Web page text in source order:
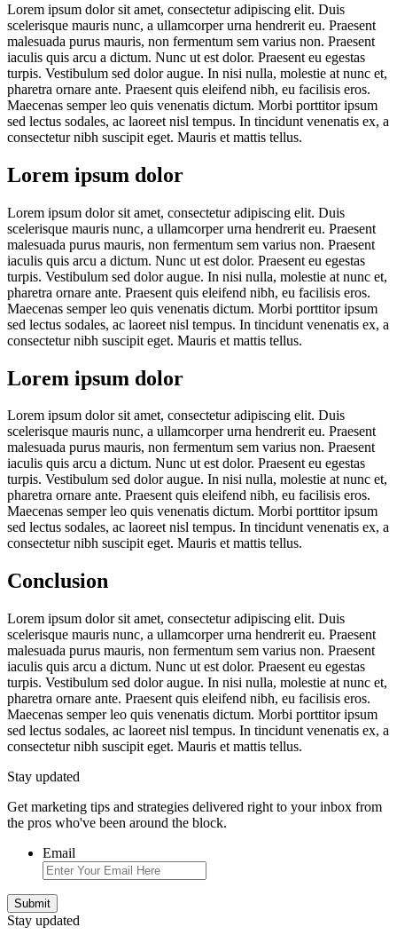
Lorem ipsum dolor sit amet, consectetur adipiscing elit. Duis
scelerisque mauris nunc, a ullamcorper urna hendrerit eu. Praesent
malesuada purus mauris, non fermentum sem varius non. Praesent
iaculis quis arcu a dictum. Nunc ut est dolor. Praesent eu egestas
turpis. Vestibulum sed dolor augue. In nisi nulla, molestie at nunc et,
pharetra ornare ante. Praesent quis eleifend nibh, eu facilisis eros.
Maecenas semper leo quis venenatis dictum. Morbi porttitor ipsum
sed lectus sodales, ac laoreet nisl tempus. In tincidunt venenatis ex, a
consectetur nibh suscipit eget. Mauris et mattis tellus.
Lorem ipsum dolor
Lorem ipsum dolor sit amet, consectetur adipiscing elit. Duis
scelerisque mauris nunc, a ullamcorper urna hendrerit eu. Praesent
malesuada purus mauris, non fermentum sem varius non. Praesent
iaculis quis arcu a dictum. Nunc ut est dolor. Praesent eu egestas
turpis. Vestibulum sed dolor augue. In nisi nulla, molestie at nunc et,
pharetra ornare ante. Praesent quis eleifend nibh, eu facilisis eros.
Maecenas semper leo quis venenatis dictum. Morbi porttitor ipsum
sed lectus sodales, ac laoreet nisl tempus. In tincidunt venenatis ex, a
consectetur nibh suscipit eget. Mauris et mattis tellus.
Lorem ipsum dolor
Lorem ipsum dolor sit amet, consectetur adipiscing elit. Duis
scelerisque mauris nunc, a ullamcorper urna hendrerit eu. Praesent
malesuada purus mauris, non fermentum sem varius non. Praesent
iaculis quis arcu a dictum. Nunc ut est dolor. Praesent eu egestas
turpis. Vestibulum sed dolor augue. In nisi nulla, molestie at nunc et,
pharetra ornare ante. Praesent quis eleifend nibh, eu facilisis eros.
Maecenas semper leo quis venenatis dictum. Morbi porttitor ipsum
sed lectus sodales, ac laoreet nisl tempus. In tincidunt venenatis ex, a
consectetur nibh suscipit eget. Mauris et mattis tellus.
Conclusion
Lorem ipsum dolor sit amet, consectetur adipiscing elit. Duis
scelerisque mauris nunc, a ullamcorper urna hendrerit eu. Praesent
malesuada purus mauris, non fermentum sem varius non. Praesent
iaculis quis arcu a dictum. Nunc ut est dolor. Praesent eu egestas
turpis. Vestibulum sed dolor augue. In nisi nulla, molestie at nunc et,
pharetra ornare ante. Praesent quis eleifend nibh, eu facilisis eros.
Maecenas semper leo quis venenatis dictum. Morbi porttitor ipsum
sed lectus sodales, ac laoreet nisl tempus. In tincidunt venenatis ex, a
consectetur nibh suscipit eget. Mauris et mattis tellus.
Stay updated
Get marketing tips and strategies delivered right to your inbox from
the pros who've been around the block.
Email
Stay updated